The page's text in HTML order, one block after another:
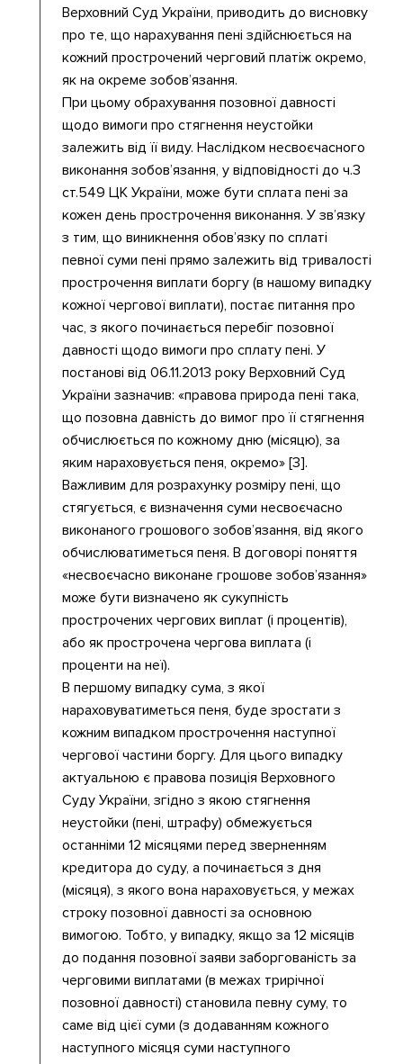
Верховний Суд України, приводить до висновку
про те, що нарахування пені здійснюється на
кожний прострочений черговий платіж окремо,
як на окреме зобов’язання.
При цьому обрахування позовної давності
щодо вимоги про стягнення неустойки
залежить від її виду. Наслідком несвоєчасного
виконання зобов’язання, у відповідності до ч.3
ст.549 ЦК України, може бути сплата пені за
кожен день прострочення виконання. У зв’язку
з тим, що виникнення обов’язку по сплаті
певної суми пені прямо залежить від тривалості
прострочення виплати боргу (в нашому випадку
кожної чергової виплати), постає питання про
час, з якого починається перебіг позовної
давності щодо вимоги про сплату пені. У
постанові від 06.11.2013 року Верховний Суд
України зазначив: «правова природа пені така,
що позовна давність до вимог про її стягнення
обчислюється по кожному дню (місяцю), за
яким нараховується пеня, окремо» [3].
Важливим для розрахунку розміру пені, що
стягується, є визначення суми несвоєчасно
виконаного грошового зобов’язання, від якого
обчислюватиметься пеня. В договорі поняття
«несвоєчасно виконане грошове зобов’язання»
може бути визначено як сукупність
прострочених чергових виплат (і процентів),
або як прострочена чергова виплата (і
проценти на неї).
В першому випадку сума, з якої
нараховуватиметься пеня, буде зростати з
кожним випадком прострочення наступної
чергової частини боргу. Для цього випадку
актуальною є правова позиція Верховного
Суду України, згідно з якою стягнення
неустойки (пені, штрафу) обмежується
останніми 12 місяцями перед зверненням
кредитора до суду, а починається з дня
(місяця), з якого вона нараховується, у межах
строку позовної давності за основною
вимогою. Тобто, у випадку, якщо за 12 місяців
до подання позовної заяви заборгованість за
черговими виплатами (в межах трирічної
позовної давності) становила певну суму, то
саме від цієї суми (з додаванням кожного
наступного місяця суми наступного